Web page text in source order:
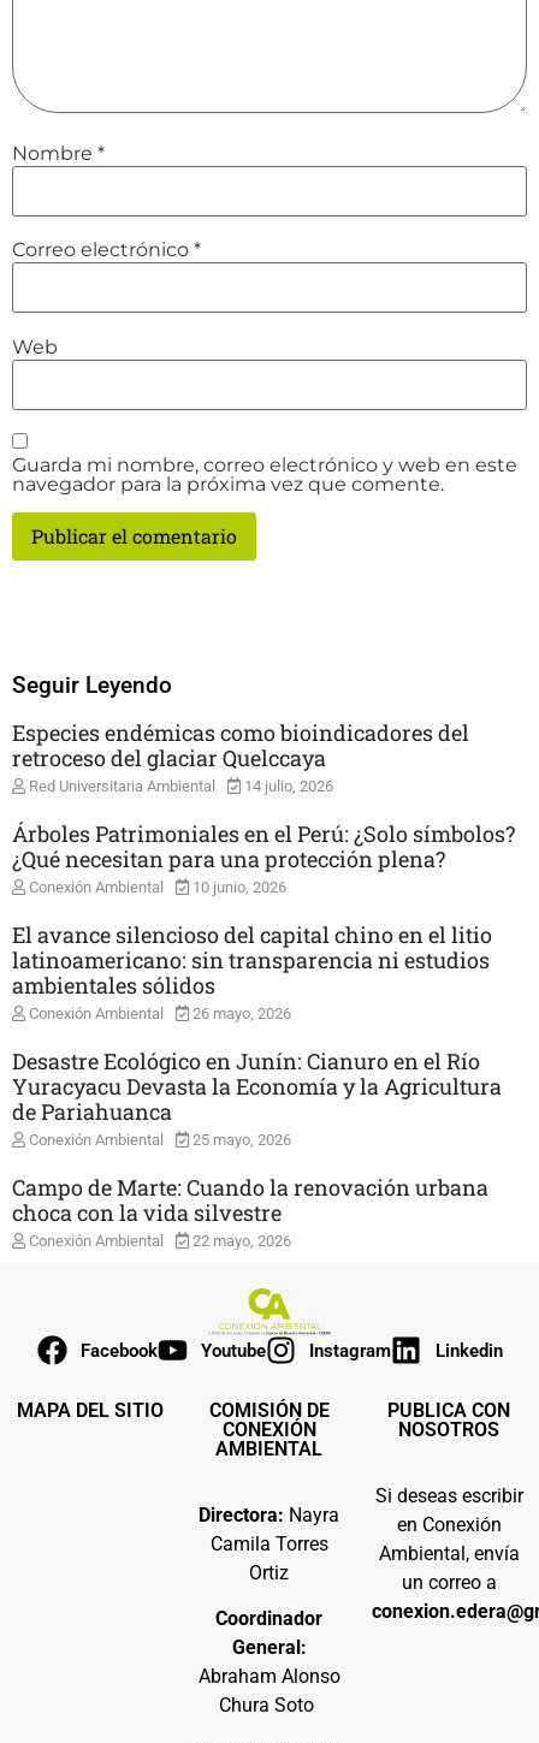
Nombre *
Correo electrónico *
Web
Guarda mi nombre, correo electrónico y web en este
navegador para la próxima vez que comente.
Seguir Leyendo
Especies endémicas como bioindicadores del
retroceso del glaciar Quelccaya
Red Universitaria Ambiental 14 julio, 2026
Árboles Patrimoniales en el Perú: ¿Solo símbolos?
¿Qué necesitan para una protección plena?
Conexión Ambiental 10 junio, 2026
El avance silencioso del capital chino en el litio
latinoamericano: sin transparencia ni estudios
ambientales sólidos
Conexión Ambiental 26 mayo, 2026
Desastre Ecológico en Junín: Cianuro en el Río
Yuracyacu Devasta la Economía y la Agricultura
de Pariahuanca
Conexión Ambiental 25 mayo, 2026
Campo de Marte: Cuando la renovación urbana
choca con la vida silvestre
Conexión Ambiental 22 mayo, 2026
Facebook Youtube Instagram Linkedin
MAPA DEL SITIO
COMISIÓN DE
CONEXIÓN
AMBIENTAL
Directora: Nayra
Camila Torres
Ortiz
Coordinador
General:
Abraham Alonso
Chura Soto
PUBLICA CON
NOSOTROS
Si deseas escribir
en Conexión
Ambiental, envía
un correo a